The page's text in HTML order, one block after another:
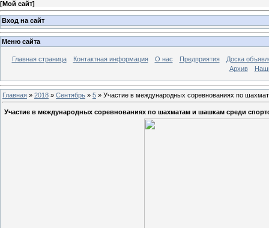
[Мой сайт]
Вход на сайт
Меню сайта
Главная страница Контактная информация О нас Предприятия
Доска
Архив
Главная » 2018 » Сентябрь » 5 » Участие в международных соревнованиях по
Участие в международных соревнованиях по шахматам и шашкам среди